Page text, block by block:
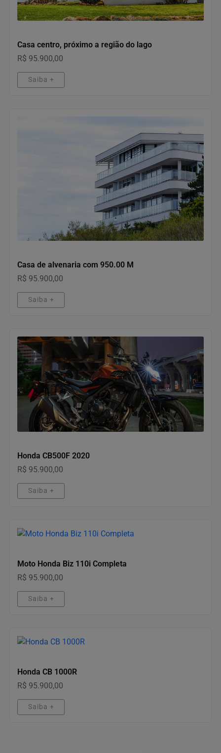
Casa centro, próximo a região do lago
R$ 95.900,00
Saiba +
Casa de alvenaria com 950.00 M
R$ 95.900,00
Saiba +
Honda CB500F 2020
R$ 95.900,00
Saiba +
Moto Honda Biz 110i Completa
R$ 95.900,00
Saiba +
Honda CB 1000R
R$ 95.900,00
Saiba +